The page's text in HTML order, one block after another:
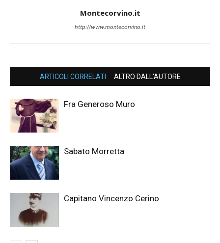
Montecorvino.it
http://www.montecorvino.it
ARTICOLI CORRELATI ALTRO DALL'AUTORE
Fra Generoso Muro
Sabato Morretta
Capitano Vincenzo Cerino